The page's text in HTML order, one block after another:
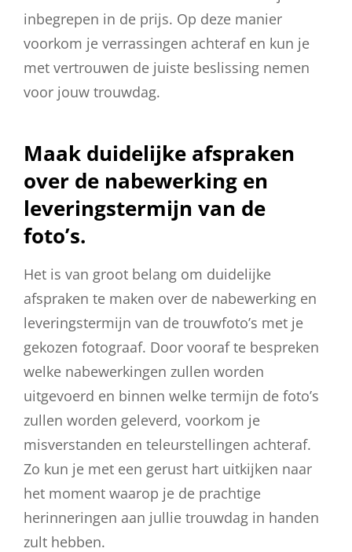
inbegrepen in de prijs. Op deze manier
voorkom je verrassingen achteraf en kun je
met vertrouwen de juiste beslissing nemen
voor jouw trouwdag.
Maak duidelijke afspraken
over de nabewerking en
leveringstermijn van de
foto’s.
Het is van groot belang om duidelijke
afspraken te maken over de nabewerking en
leveringstermijn van de trouwfoto’s met je
gekozen fotograaf. Door vooraf te bespreken
welke nabewerkingen zullen worden
uitgevoerd en binnen welke termijn de foto’s
zullen worden geleverd, voorkom je
misverstanden en teleurstellingen achteraf.
Zo kun je met een gerust hart uitkijken naar
het moment waarop je de prachtige
herinneringen aan jullie trouwdag in handen
zult hebben.